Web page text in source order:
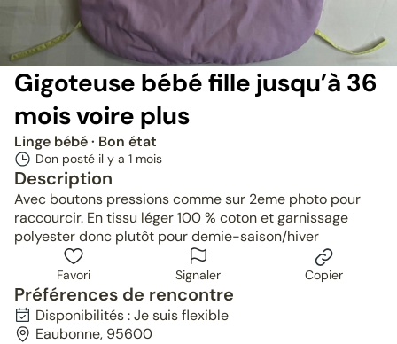
Gigoteuse bébé fille jusqu’à 36
mois voire plus
Linge bébé· Bon état
Don posté il y a 1 mois
Description
Avec boutons pressions comme sur 2eme photo pour
raccourcir. En tissu léger 100 % coton et garnissage
polyester donc plutôt pour demie-saison/hiver
Favori Signaler Copier
Préférences de rencontre
Disponibilités : Je suis flexible
Eaubonne, 95600